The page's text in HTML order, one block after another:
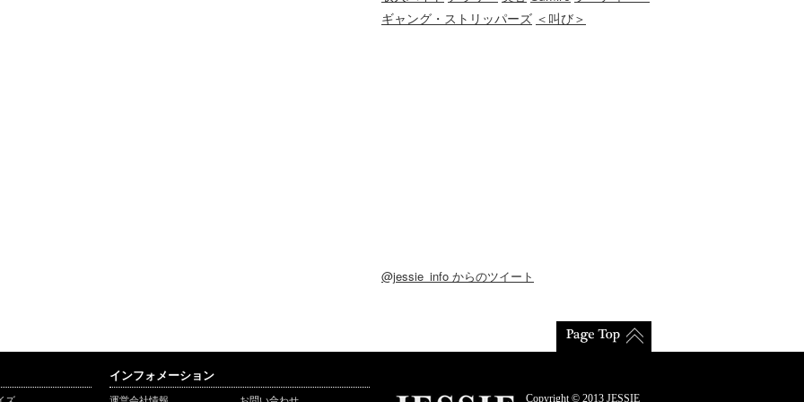
ギャング・ストリッパーズ ＜叫び＞
@jessie_info からのツイート
インフォメーション
Copyright © 2013 JESSIE